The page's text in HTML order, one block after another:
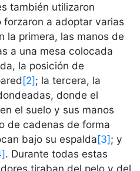
también utilizaron
a adoptar varias
la primera, las manos de
a una mesa colocada
la posición de
[2]; la tercera, la
donde el
el suelo y sus manos
de cadenas de forma
bajo su espalda[3]; y
. Durante todas estas
tiraban del pelo y del